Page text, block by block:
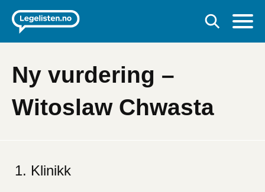
Ny vurdering –
Witoslaw Chwasta
Klinikk